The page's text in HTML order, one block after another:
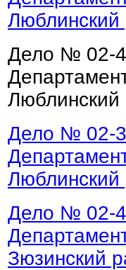
Дело № 02-
Люблинский
Дело № 02-
Люблинский
Дело № 02-
Зюзинский